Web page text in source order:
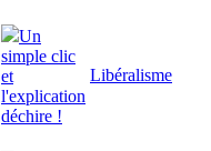
Un
simple clic
et
l'explication
déchire !
Libéralisme